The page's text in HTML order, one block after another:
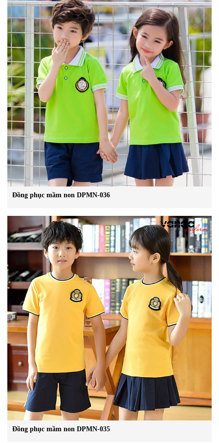
Đồng phục mầm non DPMN-036
Đồng phục mầm non DPMN-035